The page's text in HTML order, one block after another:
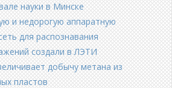
науки в Минске
и недорогую аппаратную
для распознавания
создали в ЛЭТИ
добычу метана из
пластов